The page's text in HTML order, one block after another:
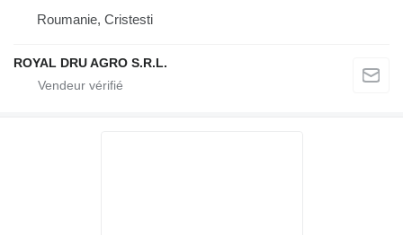
Roumanie, Cristesti
ROYAL DRU AGRO S.R.L.